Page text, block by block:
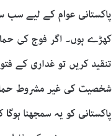
پاکستانی عوام کے لیے
کھڑے ہوں۔ اگر فوج کی
تنقید کریں تو غداری کے
شخصیت کی غیر مشروط
پاکستانی کو یہ سمجھنا